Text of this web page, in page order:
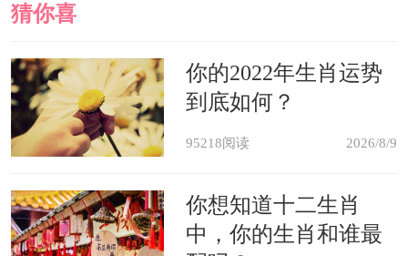
年进入到戌狗命宫中，这颗吉星可以有
效化解【属狗人2020年运势】中的煞
气，能够为那些从事教育、创作等行业
的戌狗带来很大的帮助。按照传统民俗
佛菩萨》佩戴在身上寓意逢凶化吉、事
业顺利、健康平安、家庭如意。
猜你喜
欢
你的2022年生肖运势
到底如何？
95218阅读 2026/8/9
你想知道十二生肖
中，你的生肖和谁最